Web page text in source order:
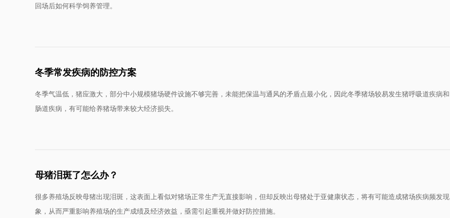
回场后如何科学饲养管理。
冬季常发疾病的防控方案
冬季气温低，猪应激大，部分中小规模猪场硬件设施不够完善，未能把保温与通风的矛盾点最小化，因此冬季猪场较易发生猪呼吸道疾病和
肠道疾病，有可能给养猪场带来较大经济损失。
母猪泪斑了怎么办？
很多养殖场反映母猪出现泪斑，这表面上看似对猪场正常生产无直接影响，但却反映出母猪处于亚健康状态，将有可能造成猪场疾病频发现
象，从而严重影响养殖场的生产成绩及经济效益，亟需引起重视并做好防控措施。